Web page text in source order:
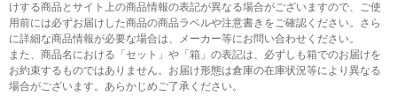
けする商品とサイト上の商品情報の表記が異なる場合がございますので、ご使
用前には必ずお届けした商品の商品ラベルや注意書きをご確認ください。さら
に詳細な商品情報が必要な場合は、メーカー等にお問い合わせください。
また、商品名における「セット」や「箱」の表記は、必ずしも箱でのお届けを
お約束するものではありません。お届け形態は倉庫の在庫状況等により異なる
場合がございます。あらかじめご了承ください。